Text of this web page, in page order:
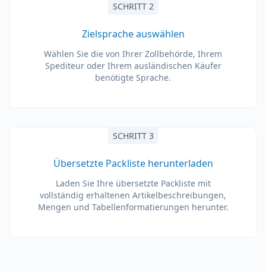
SCHRITT 2
Zielsprache auswählen
Wählen Sie die von Ihrer Zollbehörde, Ihrem
Spediteur oder Ihrem ausländischen Käufer
benötigte Sprache.
SCHRITT 3
Übersetzte Packliste herunterladen
Laden Sie Ihre übersetzte Packliste mit
vollständig erhaltenen Artikelbeschreibungen,
Mengen und Tabellenformatierungen herunter.